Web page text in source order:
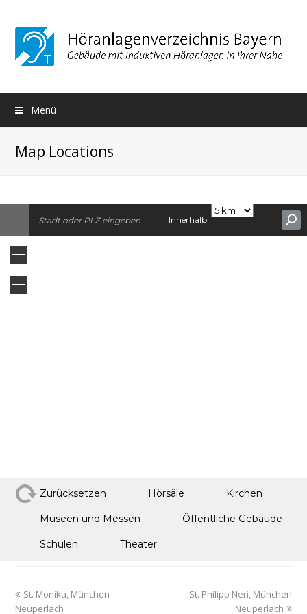
Menü
Map Locations
Innerhalb |
Zurücksetzen Hörsäle Kirchen
Museen und Messen Öffentliche Gebäude
Schulen Theater
St. Monika, München
Neuperlach
St. Philipp Neri, München
Neuperlach